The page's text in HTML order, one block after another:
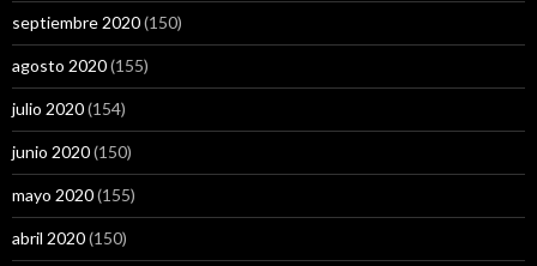
septiembre 2020(150)
agosto 2020(155)
julio 2020(154)
junio 2020(150)
mayo 2020(155)
abril 2020(150)